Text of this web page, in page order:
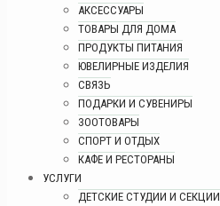
АКСЕССУАРЫ
ТОВАРЫ ДЛЯ ДОМА
ПРОДУКТЫ ПИТАНИЯ
ЮВЕЛИРНЫЕ ИЗДЕЛИЯ
СВЯЗЬ
ПОДАРКИ И СУВЕНИРЫ
ЗООТОВАРЫ
СПОРТ И ОТДЫХ
КАФЕ И РЕСТОРАНЫ
УСЛУГИ
ДЕТСКИЕ СТУДИИ И СЕКЦИИ